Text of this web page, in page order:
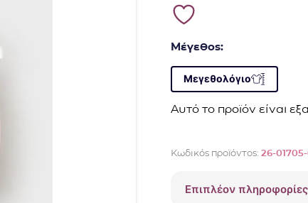
Μέγεθος:
Μεγεθολόγιο
Αυτό το προϊόν είναι
Κωδικός προϊόντος: 26-
Επιπλέον πληροφορίες